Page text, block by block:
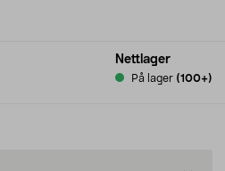
Nettlager
På lager (100+)